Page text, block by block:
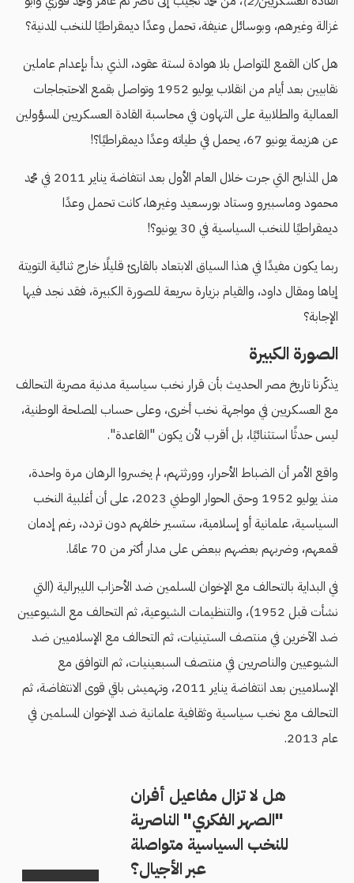
غزالة وغيرهم، وبوسائل عنيفة، تحمل وعدًا ديمقراطيًا للنخب المدنية؟
هل كان القمع المتواصل بلا هوادة لستة عقود، الذي بدأ بإعدام عاملين
نقابيين بعد أيام من انقلاب يوليو 1952 وتواصل بقمع الاحتجاجات
العمالية والطلابية على التهاون في محاسبة القادة العسكريين المسؤولين
عن هزيمة يونيو 67، يحمل في طياته وعدًا ديمقراطيًا؟!
هل المذابح التي جرت خلال العام الأول بعد انتفاضة يناير 2011 في محمد
محمود وماسبيرو وستاد بورسعيد وغيرها، كانت تحمل وعدًا
ديمقراطيًا للنخب السياسية في 30 يونيو؟!
ربما يكون مفيدًا في هذا السياق الابتعاد بالقارئ قليلًا خارج ثنائية التويتة
إياها ومقال داود، والقيام بزيارة سريعة للصورة الكبيرة، فقد نجد فيها
الإجابة؟
الصورة الكبيرة
يذكّرنا تاريخ مصر الحديث بأن قرار نخب سياسية مدنية مصرية التحالف
مع العسكريين في مواجهة نخب أخرى، وعلى حساب المصلحة الوطنية،
ليس حدثًا استثنائيًا، بل أقرب لأن يكون "القاعدة".
واقع الأمر أن الضباط الأحرار، وورثتهم، لم يخسروا الرهان مرة واحدة،
منذ يوليو 1952 وحتى الحوار الوطني 2023، على أن أغلبية النخب
السياسية، علمانية أو إسلامية، ستسير خلفهم دون تردد، رغم إدمان
قمعهم، وضربهم بعضهم ببعض على مدار أكثر من 70 عامًا.
في البداية بالتحالف مع الإخوان المسلمين ضد الأحزاب الليبرالية (التي
نشأت قبل 1952)، والتنظيمات الشيوعية، ثم التحالف مع الشيوعيين
ضد الآخرين في منتصف الستينيات، ثم التحالف مع الإسلاميين ضد
الشيوعيين والناصريين في منتصف السبعينيات، ثم التوافق مع
الإسلاميين بعد انتفاضة يناير 2011، وتهميش باقي قوى الانتفاضة، ثم
التحالف مع نخب سياسية وثقافية علمانية ضد الإخوان المسلمين في
عام 2013.
هل لا تزال مفاعيل أفران
"الصهر الفكري" الناصرية
للنخب السياسية متواصلة
عبر الأجيال؟